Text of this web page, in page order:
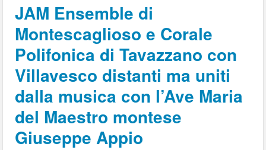
JAM Ensemble di
Montescaglioso e Corale
Polifonica di Tavazzano con
Villavesco distanti ma uniti
dalla musica con l’Ave Maria
del Maestro montese
Giuseppe Appio